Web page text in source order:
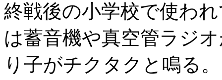
終戦後の小学校で使わ
は蓄音機や真空管ラジ
り子がチクタクと鳴る